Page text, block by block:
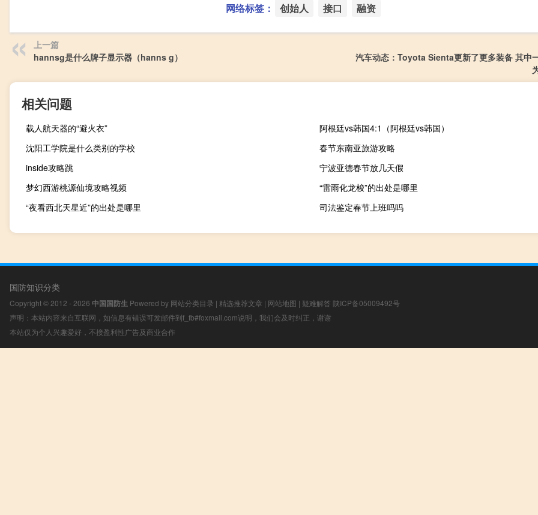
网络标签： 创始人 接口 融资
上一篇
hannsg是什么牌子显示器（hanns g）
汽车动态：Toyota Sienta更新了更多装备 其中
相关问题
载人航天器的“避火衣”
阿根廷vs韩国4:1（阿根廷vs韩国）
沈阳工学院是什么类别的学校
春节东南亚旅游攻略
inside攻略跳
宁波亚德春节放几天假
梦幻西游桃源仙境攻略视频
“雷雨化龙梭”的出处是哪里
“夜看西北天星近”的出处是哪里
司法鉴定春节上班吗吗
国防知识分类
Copyright © 2012 - 2026 中国国防生 Powered by 网站分类目录 | 精选推荐文章 | 网站地图 | 疑难解答 陕ICP备05009492号
声明：本站内容来自互联网，如信息有错误可发邮件到f_fb#foxmail.com说明，我们会及时纠正，谢谢
本站仅为个人兴趣爱好，不接盈利性广告及商业合作